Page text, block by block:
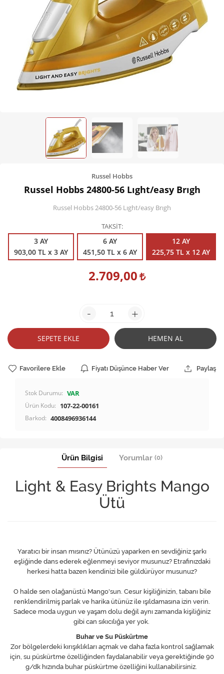
Kişisel Bakım
Züccaciye
Ev Tekstili
Çocuk Gereçleri
Russel Hobbs
Russel Hobbs 24800-56 Lıght/easy Brıgh
Russel Hobbs 24800-56 Lıght/easy Brıgh
TAKSİT
3 AY
903,00 TL x 3 AY
6 AY
451,50 TL x 6 AY
12 AY
225,75 TL x 12 AY
2.709,00
- +
SEPETE EKLE HEMEN AL
Favorilere Ekle Fiyatı Düşünce Haber Ver Paylaş
Stok Durumu: VAR
Ürün Kodu: 107-22-00161
Barkod: 4008496936144
Ürün Bilgisi Yorumlar (0)
Light & Easy Brights Mango
Ütü
Yaratıcı bir insan mısınız? Ütünüzü yaparken en sevdiğiniz şarkı
eşliğinde dans ederek eğlenmeyi seviyor musunuz? Etrafınızdaki
herkesi hatta bazen kendinizi bile güldürüyor musunuz?
O halde sen olağanüstü Mango'sun. Cesur kişiliğinizin, tabanı bile
renklendirilmiş parlak ve harika ütünüz ile ışıldamasına izin verin.
Sadece moda uygun ve yaşam dolu değil aynı zamanda kişiliğiniz
gibi can sıkıcılığa yer yok.
Buhar ve Su Püskürtme
Zor bölgelerdeki kırışıklıkları açmak ve daha fazla kontrol sağlamak
için, su püskürtme özelliğinden faydalanabilir veya gerektiğinde 90
g/dk hızında buhar püskürtme özelliğini kullanabilirsiniz.